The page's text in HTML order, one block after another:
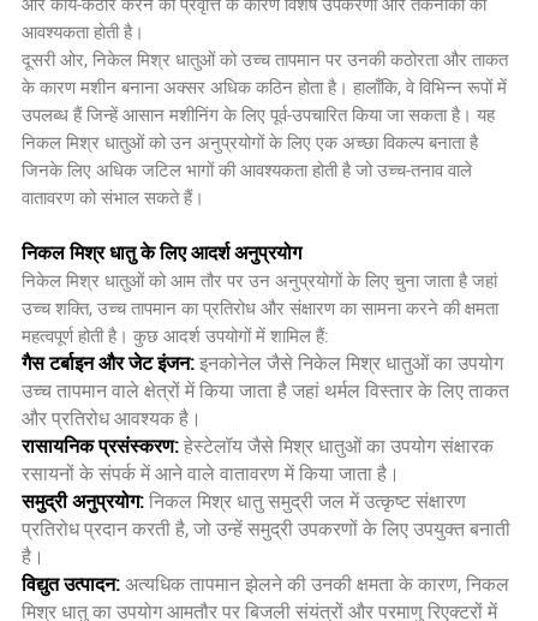
आवश्यकता होती है।
दूसरी ओर, निकेल मिश्र धातुओं को उच्च तापमान पर उनकी कठोरता और ताकत
के कारण मशीन बनाना अक्सर अधिक कठिन होता है। हालाँकि, वे विभिन्न रूपों में
उपलब्ध हैं जिन्हें आसान मशीनिंग के लिए पूर्व-उपचारित किया जा सकता है। यह
निकल मिश्र धातुओं को उन अनुप्रयोगों के लिए एक अच्छा विकल्प बनाता है
जिनके लिए अधिक जटिल भागों की आवश्यकता होती है जो उच्च-तनाव वाले
वातावरण को संभाल सकते हैं।
निकल मिश्र धातु के लिए आदर्श अनुप्रयोग
निकेल मिश्र धातुओं को आम तौर पर उन अनुप्रयोगों के लिए चुना जाता है जहां
उच्च शक्ति, उच्च तापमान का प्रतिरोध और संक्षारण का सामना करने की क्षमता
महत्वपूर्ण होती है। कुछ आदर्श उपयोगों में शामिल हैं:
गैस टर्बाइन और जेट इंजन:इनकोनेल जैसे निकेल मिश्र धातुओं का उपयोग
उच्च तापमान वाले क्षेत्रों में किया जाता है जहां थर्मल विस्तार के लिए ताकत
और प्रतिरोध आवश्यक है।
रासायनिक प्रसंस्करण:हेस्टेलॉय जैसे मिश्र धातुओं का उपयोग संक्षारक
रसायनों के संपर्क में आने वाले वातावरण में किया जाता है।
समुद्री अनुप्रयोग:निकल मिश्र धातु समुद्री जल में उत्कृष्ट संक्षारण
प्रतिरोध प्रदान करती है, जो उन्हें समुद्री उपकरणों के लिए उपयुक्त बनाती
है।
विद्युत उत्पादन:अत्यधिक तापमान झेलने की उनकी क्षमता के कारण, निकल
मिश्र धातु का उपयोग आमतौर पर बिजली संयंत्रों और परमाणु रिएक्टरों में